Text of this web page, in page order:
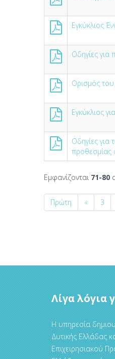
Εγκύκλιος
Οδηγίες
Ορισμός
Εγκύκλιος
Οδηγίες για
προθεσμίας
Εμφανίζονται 71-80
Πρώτη « 3
Λίγα λόγια
Η υπηρεσία
Δυτικής Ελλάδας
Επιχειρησιακού